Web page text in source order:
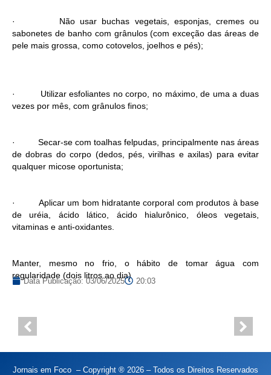
· Não usar buchas vegetais, esponjas, cremes ou
sabonetes de banho com grânulos (com exceção das áreas de
pele mais grossa, como cotovelos, joelhos e pés);
· Utilizar esfoliantes no corpo, no máximo, de uma a duas
vezes por mês, com grânulos finos;
· Secar-se com toalhas felpudas, principalmente nas áreas
de dobras do corpo (dedos, pés, virilhas e axilas) para evitar
qualquer micose oportunista;
· Aplicar um bom hidratante corporal com produtos à base
de uréia, ácido lático, ácido hialurônico, óleos vegetais,
vitaminas e anti-oxidantes.
Manter, mesmo no frio, o hábito de tomar água com
regularidade (dois litros ao dia)
Data Publicação:03/06/2025 20:03
Jornais em Foco – Copyright ® 2026 – Todos os Direitos Reservados